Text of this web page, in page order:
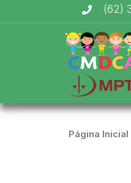
(62)
Página Inicial